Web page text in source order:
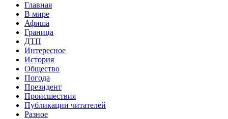
Главная
В мире
Афиша
Граница
ДТП
Интересное
История
Общество
Погода
Президент
Происшествия
Публикации читателей
Разное